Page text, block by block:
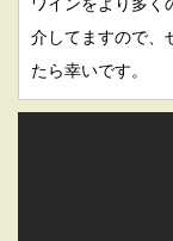
ワインをより多く
介してますので、
たら幸いです。